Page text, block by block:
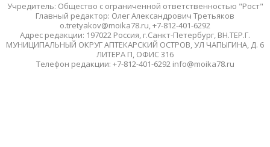
Учредитель: Общество с ограниченной ответственностью "Рост"
Главный редактор: Олег Александрович Третьяков
o.tretyakov@moika78.ru, +7-812-401-6292
Адрес редакции: 197022 Россия, г.Санкт-Петербург, ВН.ТЕР.Г.
МУНИЦИПАЛЬНЫЙ ОКРУГ АПТЕКАРСКИЙ ОСТРОВ, УЛ ЧАПЫГИНА, Д. 6
ЛИТЕРА П, ОФИС 316
Телефон редакции: +7-812-401-6292 info@moika78.ru